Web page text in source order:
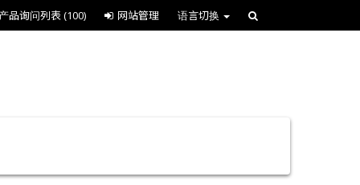
品询问列表(100) 网站管理 语言切换